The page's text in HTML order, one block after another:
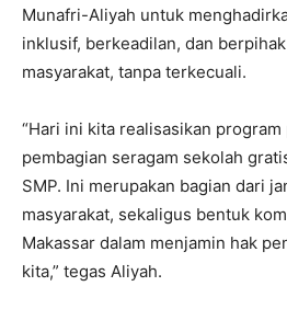
Munafri-Aliyah untuk
inklusif, berkeadilan, dan
masyarakat, tanpa terkecuali.
“Hari ini kita realisasikan
pembagian seragam sekolah
SMP. Ini merupakan bagian dari
masyarakat, sekaligus bentuk
Makassar dalam menjamin hak
kita,” tegas Aliyah.